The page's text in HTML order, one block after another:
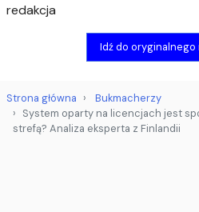
redakcja
Idź do oryginalnego
Strona główna
Bukmacherzy
System oparty na licencjach jest
strefą? Analiza eksperta z Finlandii